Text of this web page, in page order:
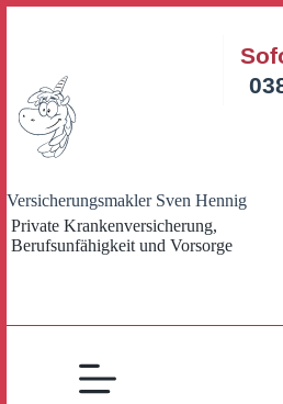
Versicherungsmakler Sven Hennig
Private Krankenversicherung,
Berufsunfähigkeit und Vorsorge